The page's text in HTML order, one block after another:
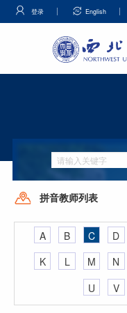
登录 English
拼音教师列表
A B C D
K
L M N
U
V